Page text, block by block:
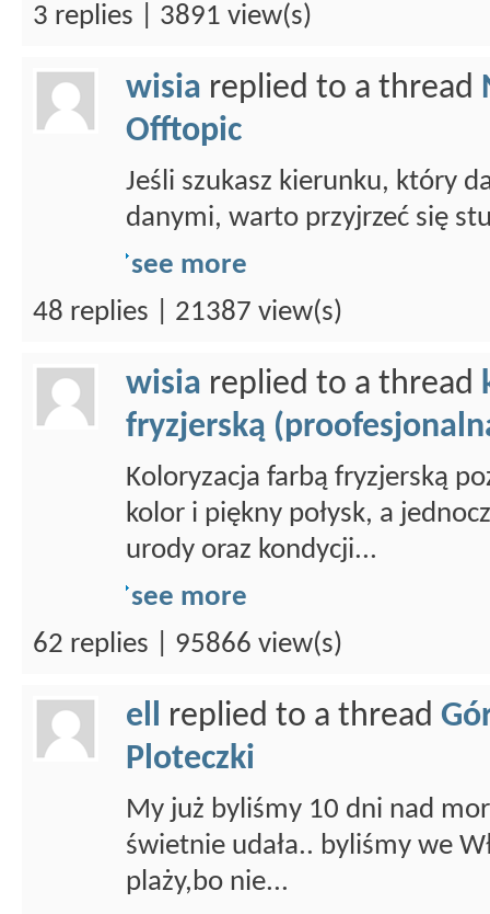
3 replies | 3891 view(s)
wisia replied to a thread
Offtopic
Jeśli szukasz kierunku, który
danymi, warto przyjrzeć się
see more
48 replies | 21387 view(s)
wisia replied to a thread
fryzjerską
Koloryzacja farbą fryzjerską
kolor i piękny połysk, a
urody oraz kondycji...
see more
62 replies | 95866 view(s)
ell replied to a thread
Ploteczki
My już byliśmy 10 dni nad
świetnie udała.. byliśmy we
plaży,bo nie...